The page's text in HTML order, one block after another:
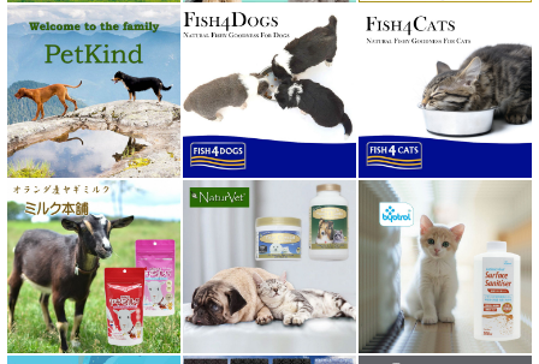
ホワイトフォックス
ボンショーズペット bonnechose pet
ママクック
ミャウ MEOW
ミャオイングヘッズ MEOWING HEADS
ミルク本舗
ムーラムーラ Moora Moora